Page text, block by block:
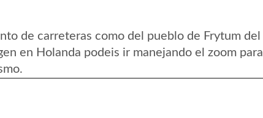
de carreteras como del pueblo de Frytum del
en Holanda podeis ir manejando el zoom para